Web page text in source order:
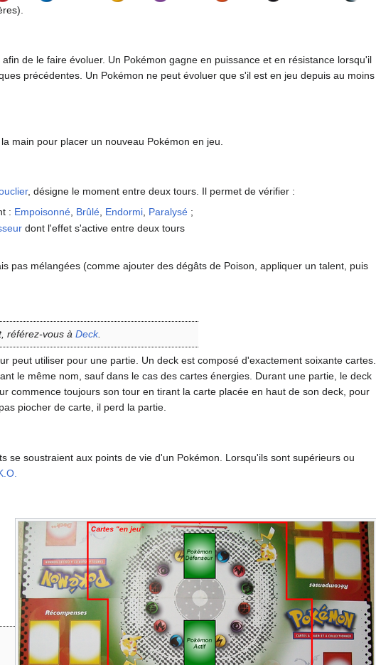
de le faire évoluer. Un Pokémon gagne en puissance et en résistance lorsqu'il
précédentes. Un Pokémon ne peut évoluer que s'il est en jeu depuis au moins
main pour placer un nouveau Pokémon en jeu.
, désigne le moment entre deux tours. Il permet de vérifier :
: Empoisonné, Brûlé, Endormi, Paralysé ;
dont l'effet s'active entre deux tours
pas mélangées (comme ajouter des dégâts de Poison, appliquer un talent, puis
référez-vous à Deck.
peut utiliser pour une partie. Un deck est composé d'exactement soixante cartes.
le même nom, sauf dans le cas des cartes énergies. Durant une partie, le deck
commence toujours son tour en tirant la carte placée en haut de son deck, pour
piocher de carte, il perd la partie.
se soustraient aux points de vie d'un Pokémon. Lorsqu'ils sont supérieurs ou